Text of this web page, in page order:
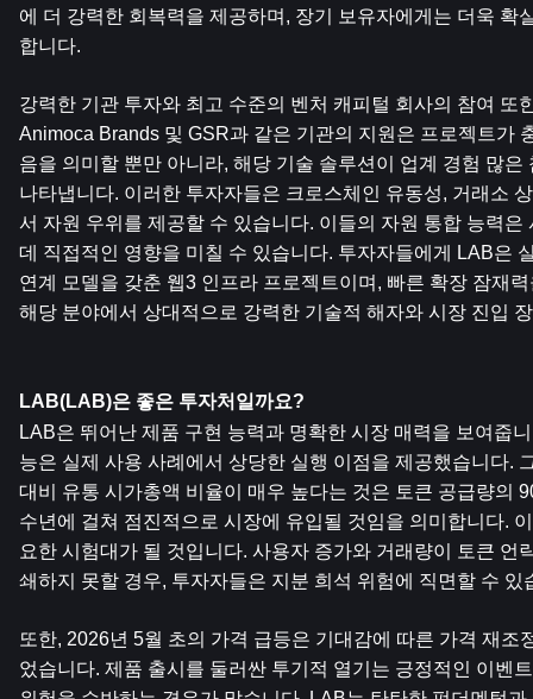
에 더 강력한 회복력을 제공하며, 장기 보유자에게는 더욱 확
합니다.
강력한 기관 투자와 최고 수준의 벤처 캐피털 회사의 참여 또
Animoca Brands 및 GSR과 같은 기관의 지원은 프로젝트가
음을 의미할 뿐만 아니라, 해당 기술 솔루션이 업계 경험 많
나타냅니다. 이러한 투자자들은 크로스체인 유동성, 거래소
서 자원 우위를 제공할 수 있습니다. 이들의 자원 통합 능력은
데 직접적인 영향을 미칠 수 있습니다. 투자자들에게 LAB은
연계 모델을 갖춘 웹3 인프라 프로젝트이며, 빠른 확장 잠재
해당 분야에서 상대적으로 강력한 기술적 해자와 시장 진입
LAB(LAB)은 좋은 투자처일까요?
LAB은 뛰어난 제품 구현 능력과 명확한 시장 매력을 보여줍
능은 실제 사용 사례에서 상당한 실행 이점을 제공했습니다.
대비 유통 시가총액 비율이 매우 높다는 것은 토큰 공급량의
수년에 걸쳐 점진적으로 시장에 유입될 것임을 의미합니다.
요한 시험대가 될 것입니다. 사용자 증가와 거래량이 토큰 언
쇄하지 못할 경우, 투자자들은 지분 희석 위험에 직면할 수 있
또한, 2026년 5월 초의 가격 급등은 기대감에 따른 가격 재조
었습니다. 제품 출시를 둘러싼 투기적 열기는 긍정적인 이벤